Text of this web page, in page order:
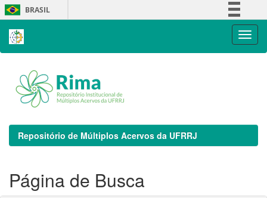
Skip
navigation
BRASIL
Repositório de Múltiplos Acervos da UFRRJ
Página de Busca